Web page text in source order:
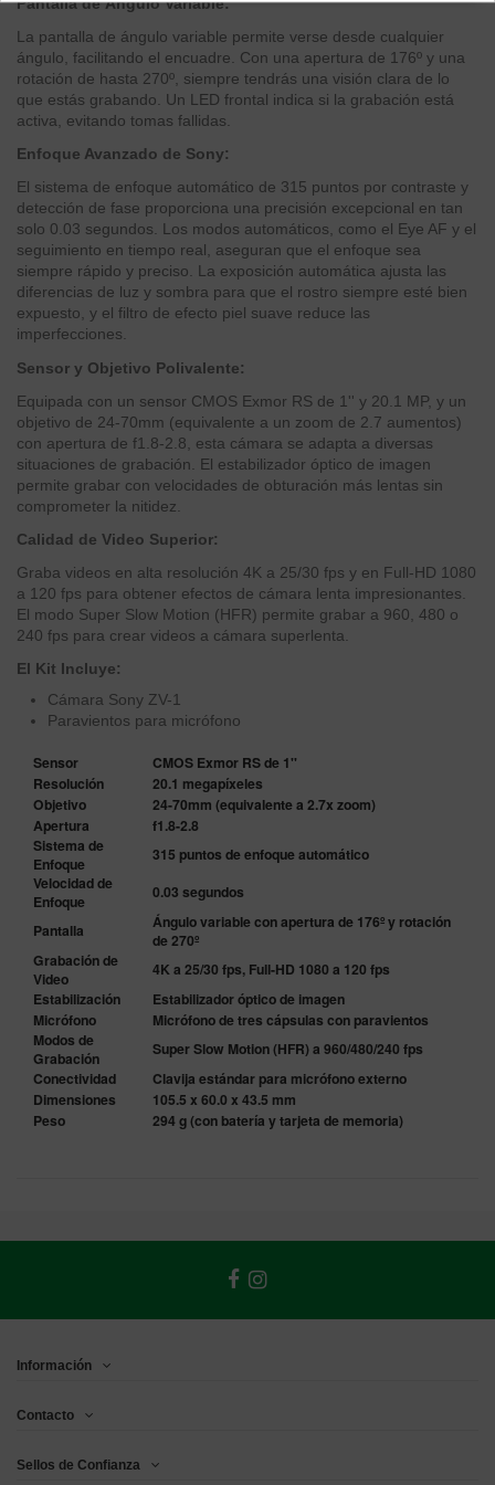
La pantalla de ángulo variable permite verse desde cualquier
ángulo, facilitando el encuadre. Con una apertura de 176º y una
rotación de hasta 270º, siempre tendrás una visión clara de lo
que estás grabando. Un LED frontal indica si la grabación está
activa, evitando tomas fallidas.
Enfoque Avanzado de Sony:
El sistema de enfoque automático de 315 puntos por contraste y
detección de fase proporciona una precisión excepcional en tan
solo 0.03 segundos. Los modos automáticos, como el Eye AF y el
seguimiento en tiempo real, aseguran que el enfoque sea
siempre rápido y preciso. La exposición automática ajusta las
diferencias de luz y sombra para que el rostro siempre esté bien
expuesto, y el filtro de efecto piel suave reduce las
imperfecciones.
Sensor y Objetivo Polivalente:
Equipada con un sensor CMOS Exmor RS de 1'' y 20.1 MP, y un
objetivo de 24-70mm (equivalente a un zoom de 2.7 aumentos)
con apertura de f1.8-2.8, esta cámara se adapta a diversas
situaciones de grabación. El estabilizador óptico de imagen
permite grabar con velocidades de obturación más lentas sin
comprometer la nitidez.
Calidad de Video Superior:
Graba videos en alta resolución 4K a 25/30 fps y en Full-HD 1080
a 120 fps para obtener efectos de cámara lenta impresionantes.
El modo Super Slow Motion (HFR) permite grabar a 960, 480 o
240 fps para crear videos a cámara superlenta.
El Kit Incluye:
Cámara Sony ZV-1
Paravientos para micrófono
Sensor
CMOS Exmor RS de 1''
Resolución
20.1 megapíxeles
Objetivo
24-70mm (equivalente a 2.7x zoom)
Apertura
f1.8-2.8
Sistema de
Enfoque
315 puntos de enfoque automático
Velocidad de
Enfoque
0.03 segundos
Pantalla
Ángulo variable con apertura de 176º y rotación
de 270º
Grabación de
Video
4K a 25/30 fps, Full-HD 1080 a 120 fps
Estabilización
Estabilizador óptico de imagen
Micrófono
Micrófono de tres cápsulas con paravientos
Modos de
Grabación
Super Slow Motion (HFR) a 960/480/240 fps
Conectividad
Clavija estándar para micrófono externo
Dimensiones
105.5 x 60.0 x 43.5 mm
Peso
294 g (con batería y tarjeta de memoria)
Información
Contacto
Sellos de Confianza